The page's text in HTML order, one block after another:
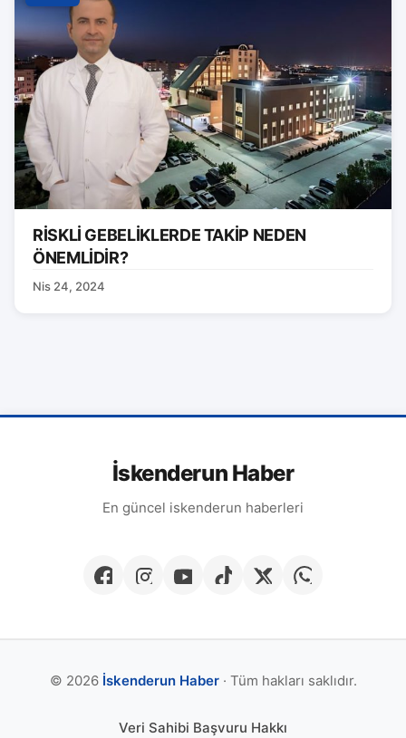
RİSKLİ GEBELİKLERDE TAKİP NEDEN
ÖNEMLİDİR?
Nis 24, 2024
İskenderun Haber
En güncel iskenderun haberleri
© 2026 İskenderun Haber· Tüm hakları saklıdır.
Veri Sahibi Başvuru Hakkı